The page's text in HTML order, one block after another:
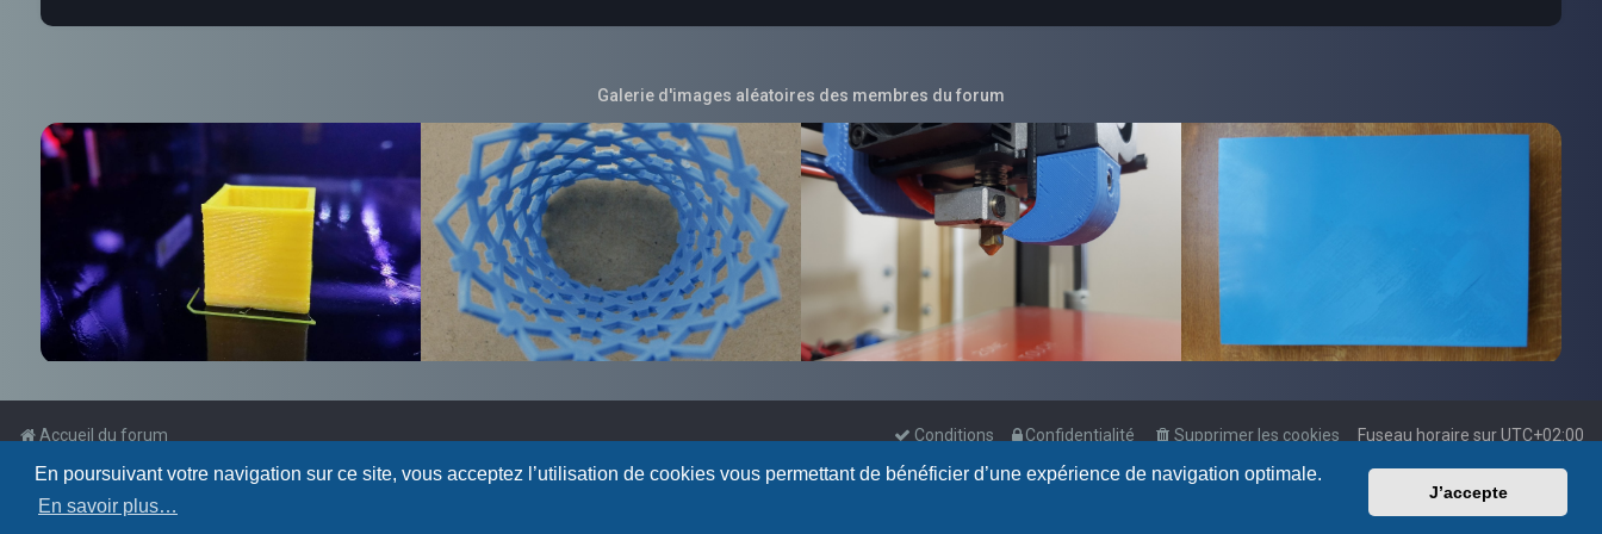
En poursuivant votre navigation sur ce site, vous acceptez l’utilisation de cookies vous permettant de bénéficier d’une expérience de navigation optimale.
En savoir plus…
J’accepte
Galerie d'images aléatoires des membres du forum
Accueil du forum Fuseau horaire surUTC+02:00
Supprimer les cookies
Confidentialité
Conditions
Powered by phpBB
Traduction française officielle